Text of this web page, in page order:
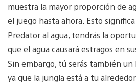
muestra la mayor proporción de
el juego hasta ahora. Esto
Predator al agua, tendrás la
que el agua causará estragos en
Sin embargo, tú serás también un
ya que la jungla está a tu